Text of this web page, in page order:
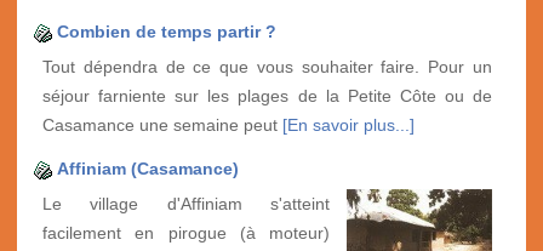
Combien de temps partir ?
Tout dépendra de ce que vous souhaiter faire. Pour un
séjour farniente sur les plages de la Petite Côte ou de
Casamance une semaine peut [En savoir plus...]
Affiniam (Casamance)
Le village d'Affiniam s'atteint
facilement en pirogue (à moteur)